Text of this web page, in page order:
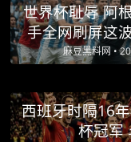
世界杯耻辱 阿
手全网刷屏这
麻豆黑料网 •
西班牙时隔16
杯冠军